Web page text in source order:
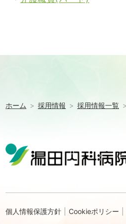
ホーム 採用情報 採用情報一覧
個人情報保護方針 Cookieポリシー